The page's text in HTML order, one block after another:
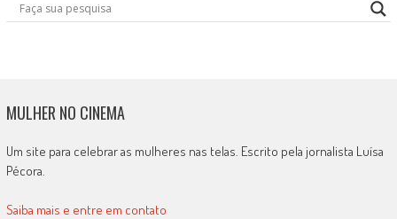
MULHER NO CINEMA
Um site para celebrar as mulheres nas telas. Escrito pela jornalista Luísa
Pécora.
Saiba mais e entre em contato